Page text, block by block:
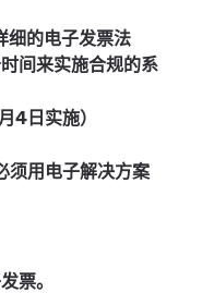
细的电子发票法
间来实施合规的系
4日实施）
须用电子解决方案
票。